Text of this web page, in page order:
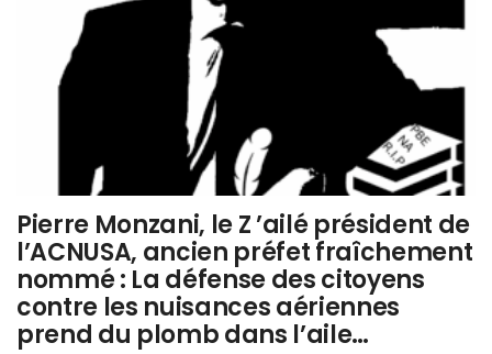
Pierre Monzani, le Z ’ailé président de
l’ACNUSA, ancien préfet fraîchement
nommé : La défense des citoyens
contre les nuisances aériennes
prend du plomb dans l’aile…